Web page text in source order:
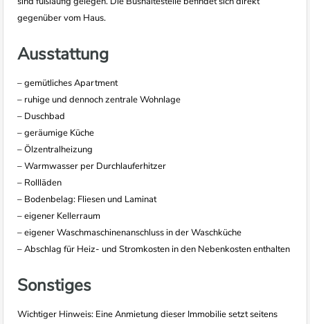
gegenüber vom Haus.
Ausstattung
– gemütliches Apartment
– ruhige und dennoch zentrale Wohnlage
– Duschbad
– geräumige Küche
– Ölzentralheizung
– Warmwasser per Durchlauferhitzer
– Rollläden
– Bodenbelag: Fliesen und Laminat
– eigener Kellerraum
– eigener Waschmaschinenanschluss in der Waschküche
– Abschlag für Heiz- und Stromkosten in den Nebenkosten enthalten
Sonstiges
Wichtiger Hinweis: Eine Anmietung dieser Immobilie setzt seitens